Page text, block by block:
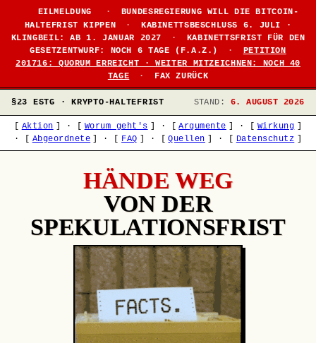
EILMELDUNG ·
BUNDESREGIERUNG WILL DIE BITCOIN-
HALTEFRIST KIPPEN
·
KABINETTSBESCHLUSS 6. JULI ·
KLINGBEIL: AB 1. JANUAR 2027
·
KABINETTSFRIST FÜR DEN
GESETZENTWURF: NOCH 6 TAGE (F.A.Z.)
·
PETITION
201716: QUORUM ERREICHT · WEITER MITZEICHNEN: NOCH 40
TAGE
· FAX ZURÜCK
§23 ESTG · KRYPTO-HALTEFRIST STAND: 6. AUGUST 2026
Aktion · Worum geht's · Argumente · Wirkung
·
Abgeordnete · FAQ · Quellen · Datenschutz
HÄNDE WEG
VON DER
SPEKULATIONSFRIST